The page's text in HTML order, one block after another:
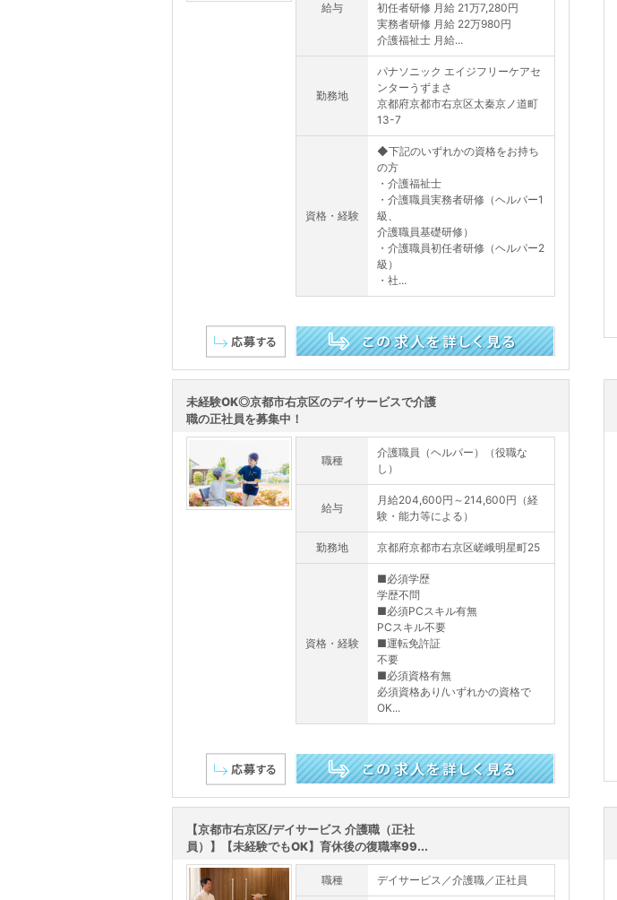
給与
初任者研修 月給 21万7,280円
実務者研修 月給 22万980円
介護福祉士 月給...
勤務地
パナソニック エイジフリーケアセ
ンターうずまさ
京都府京都市右京区太秦京ノ道町
13-7
資格・経験
◆下記のいずれかの資格をお持ち
の方
・介護福祉士
・介護職員実務者研修（ヘルパー1
級、
介護職員基礎研修）
・介護職員初任者研修（ヘルパー2
級）
・社...
未経験OK◎京都市右京区のデイサービスで介護
職の正社員を募集中！
職種
介護職員（ヘルパー）（役職な
し）
給与
月給204,600円～214,600円（経
験・能力等による）
勤務地 京都府京都市右京区嵯峨明星町25
資格・経験
■必須学歴
学歴不問
■必須PCスキル有無
PCスキル不要
■運転免許証
不要
■必須資格有無
必須資格あり/いずれかの資格で
OK...
【京都市右京区/デイサービス 介護職（正社
員）】【未経験でもOK】育休後の復職率99...
職種 デイサービス／介護職／正社員